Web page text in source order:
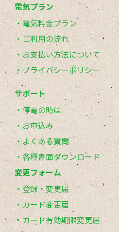
電気プラン
電気料金プラン
ご利用の流れ
お支払い方法について
プライバシーポリシー
サポート
停電の時は
お申込み
よくある質問
各種書面ダウンロード
変更フォーム
登録・変更届
カード変更届
カード有効期限変更届